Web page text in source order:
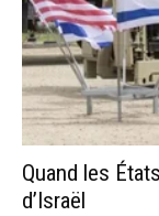
Quand les
d’Israël